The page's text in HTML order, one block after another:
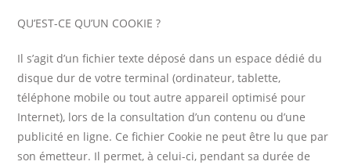
QU’EST-CE QU’UN COOKIE ?
Il s’agit d’un fichier texte déposé dans un espace dédié du
disque dur de votre terminal (ordinateur, tablette,
téléphone mobile ou tout autre appareil optimisé pour
Internet), lors de la consultation d’un contenu ou d’une
publicité en ligne. Ce fichier Cookie ne peut être lu que par
son émetteur. Il permet, à celui-ci, pendant sa durée de